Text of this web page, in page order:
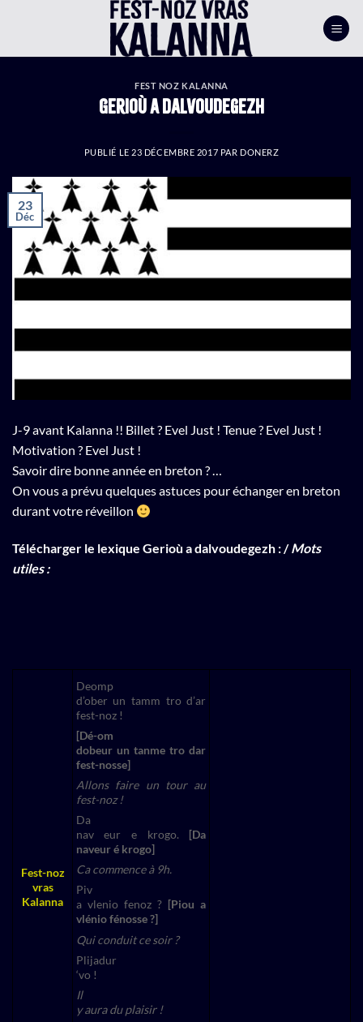
FEST NOZ KALANNA
Gerioù a dalvoudegezh
PUBLIÉ LE 23 DÉCEMBRE 2017 PAR DONERZ
23
Déc
J-9 avant Kalanna !! Billet ? Evel Just ! Tenue ? Evel Just !
Motivation ? Evel Just !
Savoir dire bonne année en breton ? …
On vous a prévu quelques astuces pour échanger en breton
durant votre réveillon
Télécharger le lexique Gerioù a dalvoudegezh : /Mots
utiles :
Fest-noz
vras
Kalanna
Deomp
d’ober un tamm tro d’ar
fest-noz !
[Dé-om
dobeur un tanme tro dar
fest-nosse]
Allons faire un tour au
fest-noz !
Da
nav eur e krogo. [Da
naveur é krogo]
Ca commence à 9h.
Piv
a vlenio fenoz ? [Piou a
vlénio fénosse ?]
Qui conduit ce soir ?
Plijadur
‘vo !
Il
y aura du plaisir !